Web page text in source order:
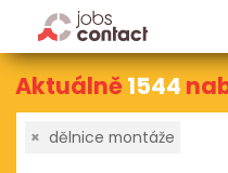
Aktuálně1544
× dělnice montáže